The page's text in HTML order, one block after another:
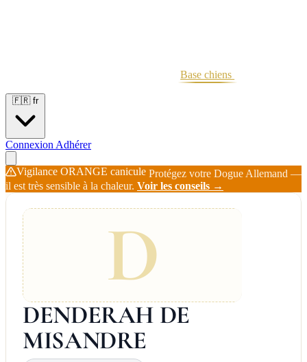
Base chiens
🇫🇷 fr
Connexion Adhérer
Vigilance ORANGE canicule Protégez votre Dogue Allemand —
il est très sensible à la chaleur. Voir les conseils →
D
DENDERAH DE
MISANDRE